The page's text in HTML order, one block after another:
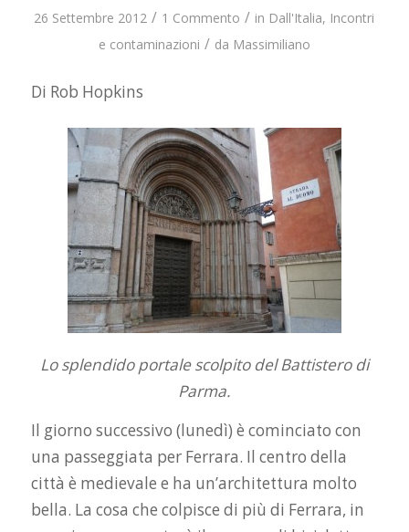
26 Settembre 2012 / 1 Commento / in Dall'Italia, Incontri
e contaminazioni / da Massimiliano
Di Rob Hopkins
Lo splendido portale scolpito del Battistero di
Parma.
Il giorno successivo (lunedì) è cominciato con
una passeggiata per Ferrara. Il centro della
città è medievale e ha un’architettura molto
bella. La cosa che colpisce di più di Ferrara, in